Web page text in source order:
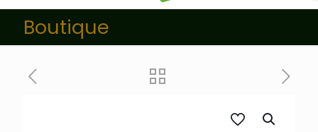
Boutique